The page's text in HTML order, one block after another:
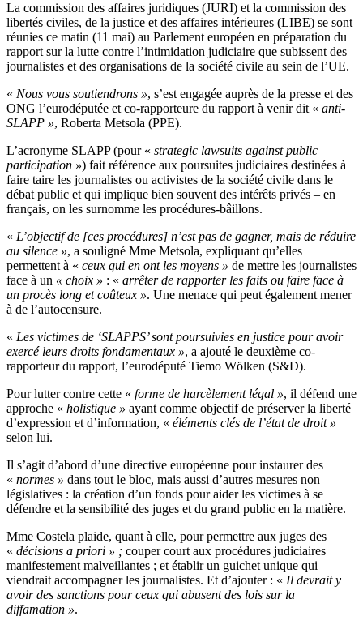
La commission des affaires juridiques (JURI) et la commission des
libertés civiles, de la justice et des affaires intérieures (LIBE) se sont
réunies ce matin (11 mai) au Parlement européen en préparation du
rapport sur la lutte contre l’intimidation judiciaire que subissent des
journalistes et des organisations de la société civile au sein de l’UE.
« Nous vous soutiendrons », s’est engagée auprès de la presse et des
ONG l’eurodéputée et co-rapporteure du rapport à venir dit « anti-
SLAPP », Roberta Metsola (PPE).
L’acronyme SLAPP (pour « strategic lawsuits against public
participation ») fait référence aux poursuites judiciaires destinées à
faire taire les journalistes ou activistes de la société civile dans le
débat public et qui implique bien souvent des intérêts privés – en
français, on les surnomme les procédures-bâillons.
« L’objectif de [ces procédures] n’est pas de gagner, mais de réduire
au silence », a souligné Mme Metsola, expliquant qu’elles
permettent à « ceux qui en ont les moyens » de mettre les journalistes
face à un « choix » : « arrêter de rapporter les faits ou faire face à
un procès long et coûteux ». Une menace qui peut également mener
à de l’autocensure.
« Les victimes de ‘SLAPPS’ sont poursuivies en justice pour avoir
exercé leurs droits fondamentaux », a ajouté le deuxième co-
rapporteur du rapport, l’eurodéputé Tiemo Wölken (S&D).
Pour lutter contre cette « forme de harcèlement légal », il défend une
approche « holistique » ayant comme objectif de préserver la liberté
d’expression et d’information, « éléments clés de l’état de droit »
selon lui.
Il s’agit d’abord d’une directive européenne pour instaurer des
« normes » dans tout le bloc, mais aussi d’autres mesures non
législatives : la création d’un fonds pour aider les victimes à se
défendre et la sensibilité des juges et du grand public en la matière.
Mme Costela plaide, quant à elle, pour permettre aux juges des
« décisions a priori » ; couper court aux procédures judiciaires
manifestement malveillantes ; et établir un guichet unique qui
viendrait accompagner les journalistes. Et d’ajouter : « Il devrait y
avoir des sanctions pour ceux qui abusent des lois sur la
diffamation ».